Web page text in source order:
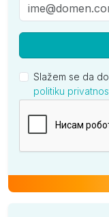
Slažem se da
politiku